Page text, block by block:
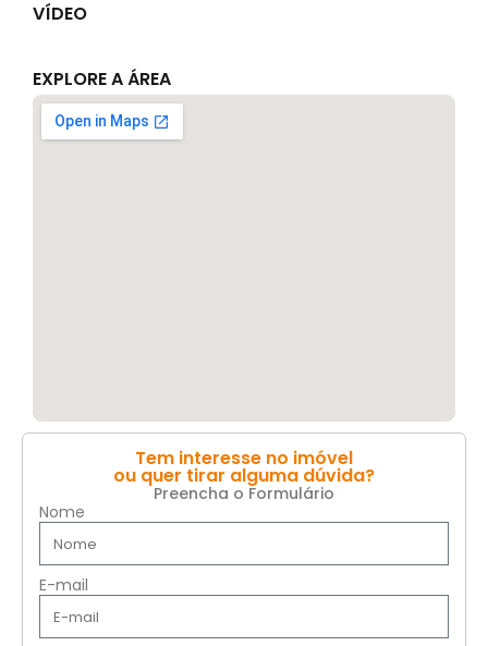
VÍDEO
EXPLORE A ÁREA
Tem interesse no imóvel
ou quer tirar alguma dúvida?
Preencha o Formulário
Nome
E-mail